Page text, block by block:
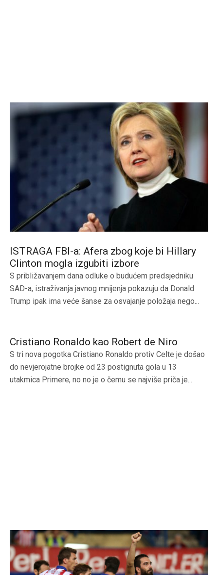
ISTRAGA FBI-a: Afera zbog koje bi Hillary
Clinton mogla izgubiti izbore
S približavanjem dana odluke o budućem predsjedniku
SAD-a, istraživanja javnog mnijenja pokazuju da Donald
Trump ipak ima veće šanse za osvajanje položaja nego...
Cristiano Ronaldo kao Robert de Niro
S tri nova pogotka Cristiano Ronaldo protiv Celte je došao
do nevjerojatne brojke od 23 postignuta gola u 13
utakmica Primere, no no je o čemu se najviše priča je...